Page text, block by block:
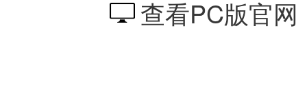
查看PC版官网